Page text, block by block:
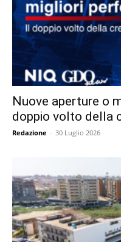
Nuove aperture o
doppio volto della
Redazione - 30 Luglio 2026